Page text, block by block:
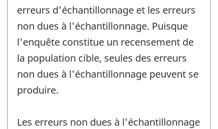
erreurs d'échantillonnage et les erreurs
non dues à l'échantillonnage. Puisque
l'enquête constitue un recensement de
la population cible, seules des erreurs
non dues à l'échantillonnage peuvent se
produire.
Les erreurs non dues à l'échantillonnage